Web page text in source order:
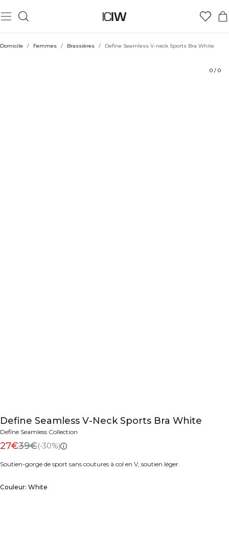
Domicile / Femmes / Brassières / Define Seamless V-neck Sports Bra White
0 / 0
Define Seamless V-Neck Sports Bra White
Define Seamless Collection
27€39€(-30%)
Soutien-gorge de sport sans coutures à col en V, soutien léger.
Couleur: White